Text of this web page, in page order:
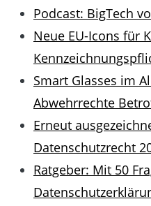
Podcast: BigTech
Neue EU-Icons für
Smart Glasses im
Abwehrrechte
Erneut
Datenschutzrecht
Ratgeber: Mit 50